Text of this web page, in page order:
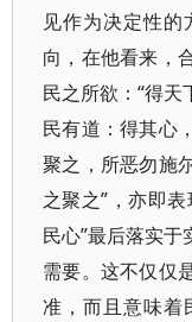
见作为决定性
向，在他看来，
民之所欲：“得
民有道：得其心
聚之，所恶勿施
之聚之”，亦即
民心”最后落实
需要。这不仅仅
准，而且意味着